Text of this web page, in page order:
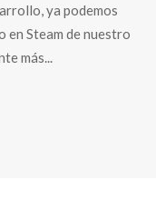
ya podemos
en Steam de nuestro
más...